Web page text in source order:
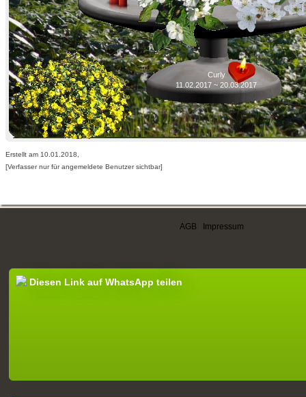
Curly
11.02.2017 ~ 20.03.2017
Erstellt am 10.01.2018,
[Verfasser nur für angemeldete Benutzer sichtbar]
AGB Impressum
Diesen Link auf WhatsApp teilen